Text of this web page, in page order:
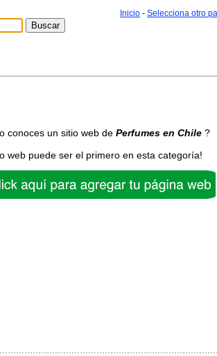
Inicio - Selecciona otro
conoces un sitio web de Perfumes en Chile?
web puede ser el primero en esta categoría!